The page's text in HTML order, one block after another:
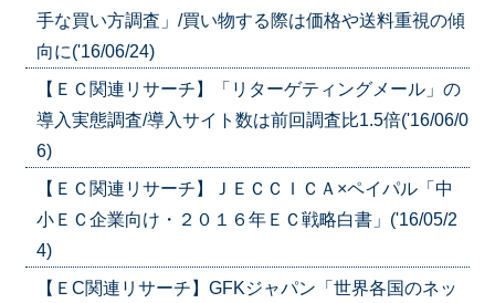
手な買い方調査」/買い物する際は価格や送料重視の傾
向に('16/06/24)
【ＥＣ関連リサーチ】「リターゲティングメール」の
導入実態調査/導入サイト数は前回調査比1.5倍('16/06/0
6)
【ＥＣ関連リサーチ】ＪＥＣＣＩＣＡ×ペイパル「中
小ＥＣ企業向け・２０１６年ＥＣ戦略白書」('16/05/2
4)
【ＥC関連リサーチ】GFKジャパン「世界各国のネッ